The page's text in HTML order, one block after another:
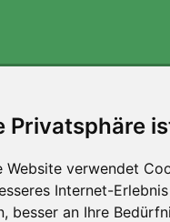
Privatsphäre
Website verwendet
Internet-
besser an Ihre
von 90